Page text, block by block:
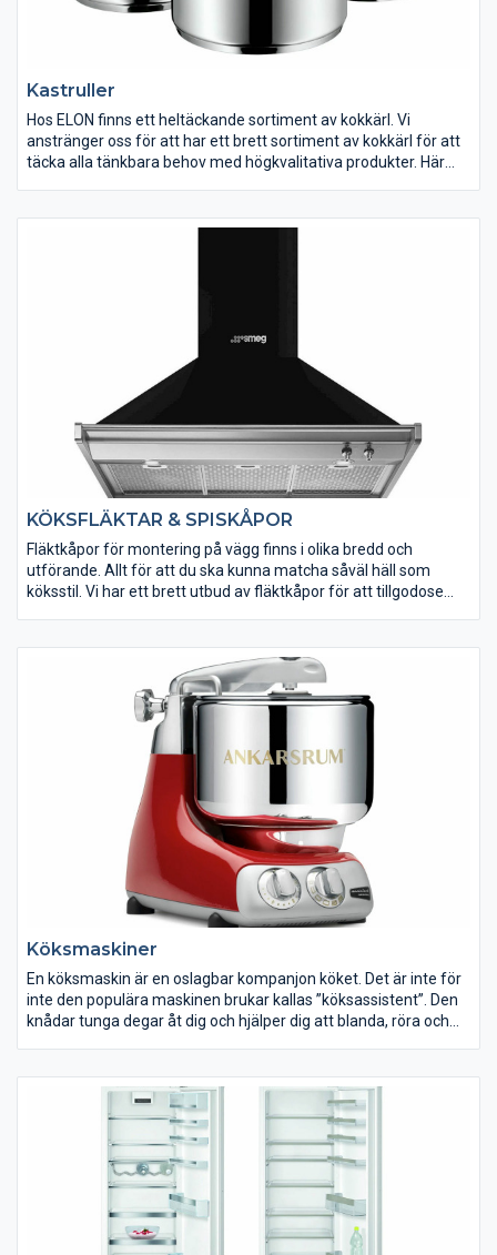
Kastruller
Hos ELON finns ett heltäckande sortiment av kokkärl. Vi
anstränger oss för att har ett brett sortiment av kokkärl för att
täcka alla tänkbara behov med högkvalitativa produkter. Här
kommer väcka din matlagningsglädje.
KÖKSFLÄKTAR & SPISKÅPOR
Fläktkåpor för montering på vägg finns i olika bredd och
utförande. Allt för att du ska kunna matcha såväl häll som
köksstil. Vi har ett brett utbud av fläktkåpor för att tillgodose
Köksmaskiner
En köksmaskin är en oslagbar kompanjon köket. Det är inte för
inte den populära maskinen brukar kallas ”köksassistent”. Den
knådar tunga degar åt dig och hjälper dig att blanda, röra och
Vem är du i köket? Brukar du storbaka, mixa nötter, mala kött
eller kanske till och med stoppa korv? Baspaketen till
köksmaskiner innehåller oftast blandare, degkrok och visp.
Därtill brukar det även finnas en mängd tillbehör att köpa till. Ta
en extra funderare vad du vill kunna använda din maskin till. Här
hittar du vårt utbud av köksmaskiner. Med en köksmaskin blir
jobbet i köket både enklare och roligare. Hitta din köksmaskin